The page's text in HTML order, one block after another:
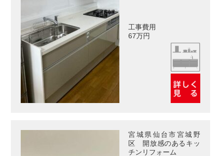
工事費用
67万円
宮城県仙台市宮城野
区 開放感のあるキッ
チンリフォーム